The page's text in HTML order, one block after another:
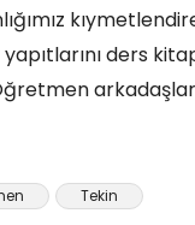
ders
Tekin